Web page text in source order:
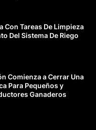
Con Tareas De Limpieza
Del Sistema De Riego
Comienza a Cerrar Una
Para Pequeños y
Ganaderos